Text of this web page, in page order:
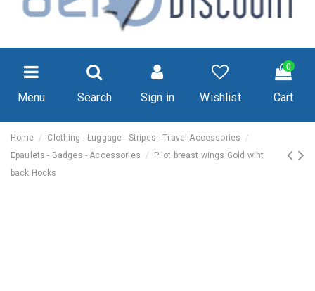
Menu Search Sign in Wishlist
0
Cart
Home
Clothing - Luggage - Stripes - Travel Accessories
Epaulets - Badges - Accessories
Pilot breast wings Gold wiht
back Hocks